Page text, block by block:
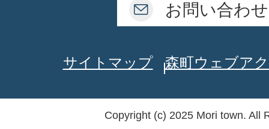
お問い合わせ
サイトマップ 森町ウェブア
Copyright (c) 2025 Mori town. All